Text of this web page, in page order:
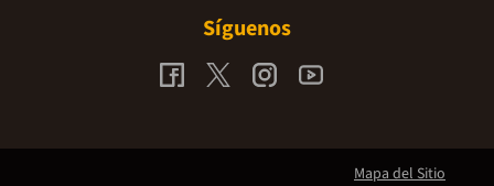
Síguenos
Mapa del Sitio